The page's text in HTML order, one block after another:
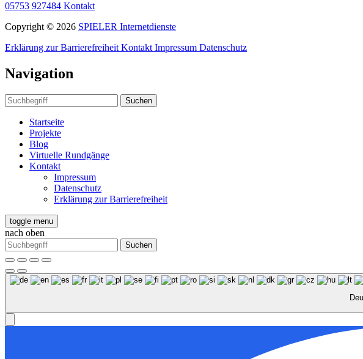
05753 927484 Kontakt
Copyright © 2026 SPIELER Internetdienste
Erklärung zur Barrierefreiheit Kontakt Impressum Datenschutz
Navigation
Suchen
Startseite
Projekte
Blog
Virtuelle Rundgänge
Kontakt
Impressum
Datenschutz
Erklärung zur Barrierefreiheit
toggle menu
nach oben
Suchen